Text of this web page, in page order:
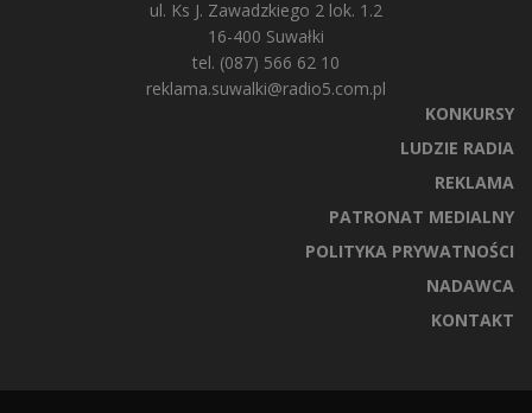
ul. Ks J. Zawadzkiego 2 lok. 1.2
16-400 Suwałki
tel. (087) 566 62 10
reklama.suwalki@radio5.com.pl
KONKURSY
LUDZIE RADIA
REKLAMA
PATRONAT MEDIALNY
POLITYKA PRYWATNOŚCI
NADAWCA
KONTAKT